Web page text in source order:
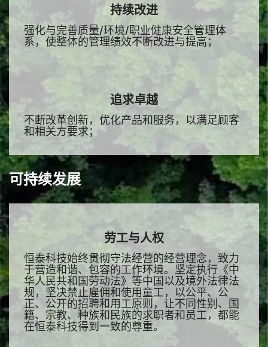
持续改进
强化与完善质量/环境/职业健康安全管理体
系，使整体的管理绩效不断改进与提高；
追求卓越
不断改革创新，优化产品和服务，以满足顾客
和相关方要求；
可持续发展
劳工与人权
恒泰科技始终贯彻守法经营的经营理念，致力
于营造和谐、包容的工作环境。坚定执行《中
华人民共和国劳动法》等中国以及境外法律法
规，坚决禁止雇佣和使用童工，以公平、公
正、公开的招聘和用工原则，让不同性别、国
籍、宗教、种族和民族的求职者和员工，都能
在恒泰科技得到一致的尊重。